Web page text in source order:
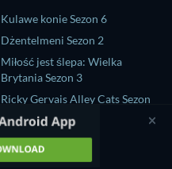
Kulawe konie Sezon 6
Dżentelmeni Sezon 2
Miłość jest ślepa: Wielka
Brytania Sezon 3
Ricky Gervais Alley Cats Sezon
1
Operation Safed Sagar Sezon 1